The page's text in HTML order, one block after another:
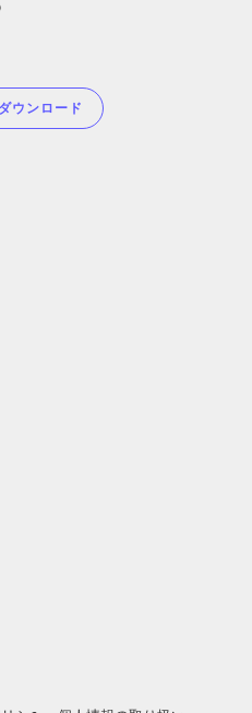
ウンロード